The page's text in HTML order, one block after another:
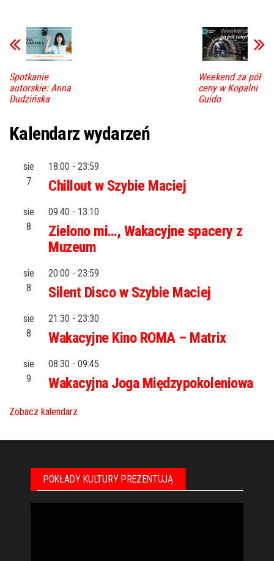
Spotkanie
autorskie: Anna
Dudzińska
Weekend za pół
ceny w Kopalni
Guido
Kalendarz wydarzeń
sie
7
18:00 - 23:59
Chillout w Szybie Maciej
sie
8
09:40 - 13:10
Zielono mi…, Wakacyjne spacery z
Muzeum
sie
8
20:00 - 23:59
Silent Disco w Szybie Maciej
sie
8
21:30 - 23:30
Wakacyjne Kino ROMA – Matrix
sie
9
08:30 - 09:45
Wakacyjna Joga Międzypokoleniowa
Zobacz kalendarz
POKŁADY KULTURY PREZENTUJĄ